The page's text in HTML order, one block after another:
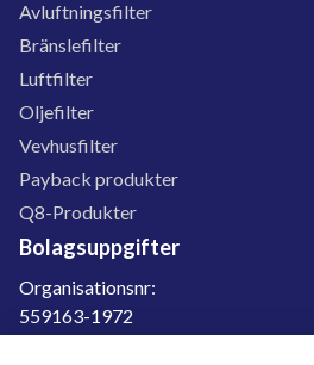
Avluftningsfilter
Bränslefilter
Luftfilter
Oljefilter
Vevhusfilter
Payback produkter
Q8-Produkter
Bolagsuppgifter
Organisationsnr:
559163-1972